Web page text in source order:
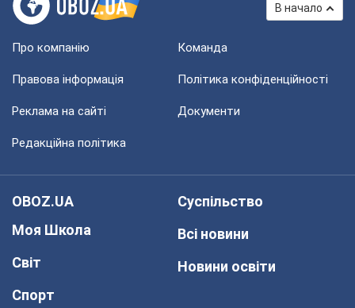
В начало
Про компанію Команда
Правова інформація Політика конфіденційності
Реклама на сайті Документи
Редакційна політика
OBOZ.UA
Моя Школа
Світ
Спорт
Суспільство
Всі новини
Новини освіти